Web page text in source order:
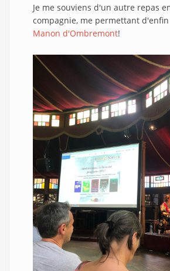
Je me souviens d'un autre repas
compagnie, me permettant
Manon d'Ombremont!